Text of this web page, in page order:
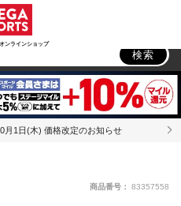
ンラインショップ
検索
月1日(木) 価格改定のお知らせ
商品番号： 83357558